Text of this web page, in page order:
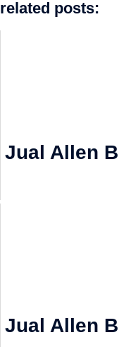
related posts:
Jual Allen
Jual Allen